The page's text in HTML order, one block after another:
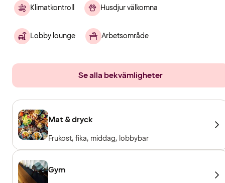
Klimatkontroll Husdjur välkomna
Lobby lounge Arbetsområde
Se alla bekvämligheter
Mat & dryck
Frukost, fika, middag, lobbybar
Gym